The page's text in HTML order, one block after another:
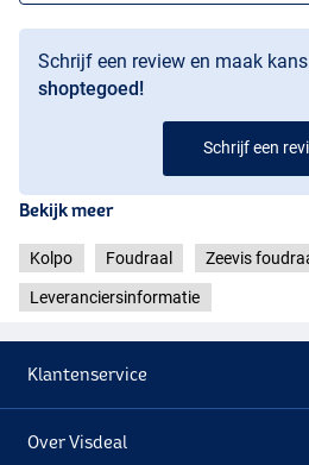
Schrijf een review en maak
shoptegoed!
Schrijf een
Bekijk meer
Kolpo Foudraal Zeevis
Leveranciersinformatie
Klantenservice
Over Visdeal